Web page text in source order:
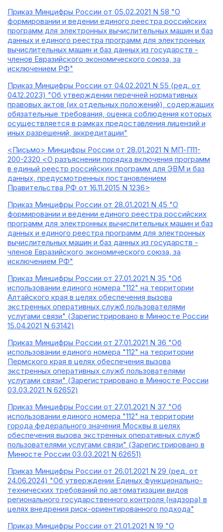
Приказ Минцифры России от 05.02.2021 N 58 "О
формировании и ведении единого реестра российских
программ для электронных вычислительных машин и баз
данных и единого реестра программ для электронных
вычислительных машин и баз данных из государств -
членов Евразийского экономического союза, за
исключением РФ"
Приказ Минцифры России от 04.02.2021 N 55 (ред. от
04.12.2023) "Об утверждении перечней нормативных
правовых актов (их отдельных положений), содержащих
обязательные требования, оценка соблюдения которых
осуществляется в рамках предоставления лицензий и
иных разрешений, аккредитации"
<Письмо> Минцифры России от 28.01.2021 N МП-П11-
200-2320 <О разъяснении порядка включения программ
в единый реестр российских программ для ЭВМ и баз
данных, предусмотренных постановлением
Правительства РФ от 16.11.2015 N 1236>
Приказ Минцифры России от 28.01.2021 N 45 "О
формировании и ведении единого реестра российских
программ для электронных вычислительных машин и баз
данных и единого реестра программ для электронных
вычислительных машин и баз данных из государств -
членов Евразийского экономического союза, за
исключением РФ"
Приказ Минцифры России от 27.01.2021 N 35 "Об
использовании единого номера "112" на территории
Алтайского края в целях обеспечения вызова
экстренных оперативных служб пользователями
услугами связи" (Зарегистрировано в Минюсте России
15.04.2021 N 63142)
Приказ Минцифры России от 27.01.2021 N 36 "Об
использовании единого номера "112" на территории
Пермского края в целях обеспечения вызова
экстренных оперативных служб пользователями
услугами связи" (Зарегистрировано в Минюсте России
03.03.2021 N 62652)
Приказ Минцифры России от 27.01.2021 N 37 "Об
использовании единого номера "112" на территории
города федерального значения Москвы в целях
обеспечения вызова экстренных оперативных служб
пользователями услугами связи" (Зарегистрировано в
Минюсте России 03.03.2021 N 62651)
Приказ Минцифры России от 26.01.2021 N 29 (ред. от
24.06.2024) "Об утверждении Единых функционально-
технических требований по автоматизации видов
регионального государственного контроля (надзора) в
целях внедрения риск-ориентированного подхода"
Приказ Минцифры России от 21.01.2021 N 19 "О